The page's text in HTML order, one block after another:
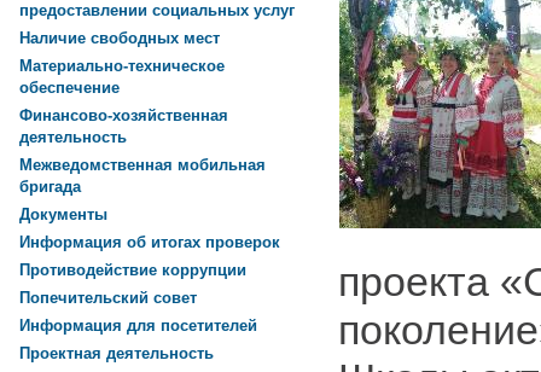
проекта
предоставлении социальных услуг
Наличие свободных мест
Материально-техническое
обеспечение
Финансово-хозяйственная
деятельность
Межведомственная мобильная
бригада
Документы
Информация об итогах проверок
Противодействие коррупции
Попечительский совет
Информация для посетителей
Проектная деятельность